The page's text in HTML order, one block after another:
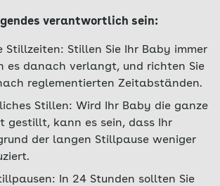
verantwortlich sein:
Stillzeiten: Stillen Sie Ihr Baby immer
es danach verlangt, und richten Sie
reglementierten Zeitabständen.
Stillen: Wird Ihr Baby die ganze
gestillt, kann es sein, dass Ihr
der langen Stillpause weniger
In 24 Stunden sollten Sie